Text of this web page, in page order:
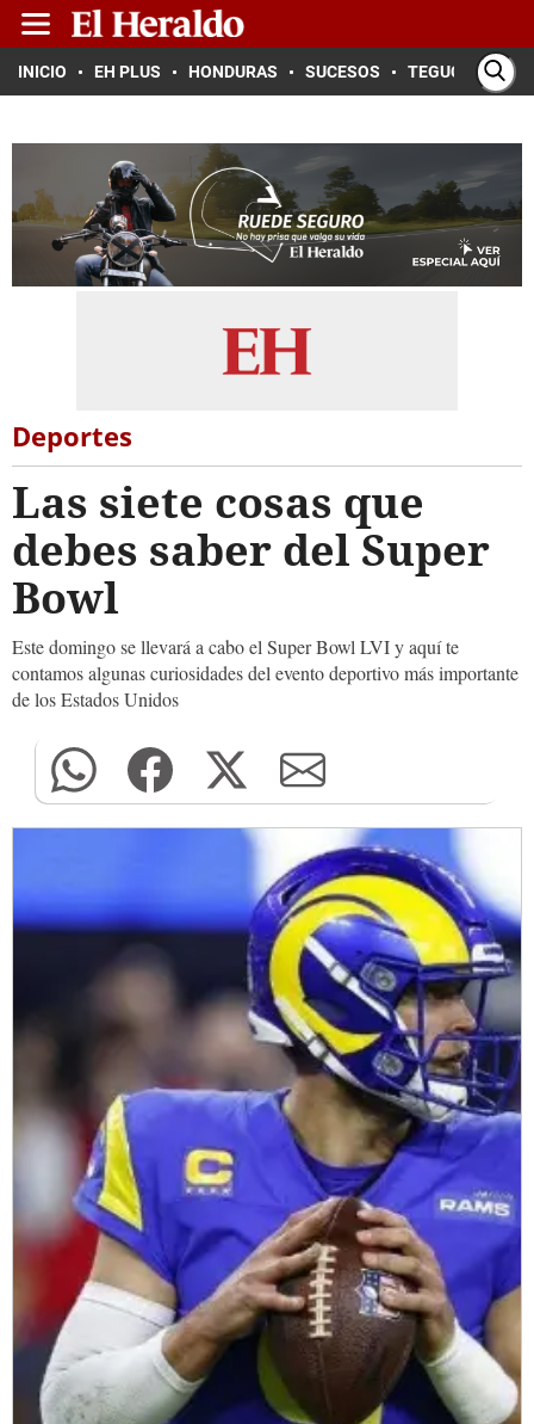
INICIO EH PLUS HONDURAS SUCESOS TEGUCIGALPA
Deportes
Las siete cosas que
debes saber del Super
Bowl
Este domingo se llevará a cabo el Super Bowl LVI y aquí te
contamos algunas curiosidades del evento deportivo más importante
de los Estados Unidos